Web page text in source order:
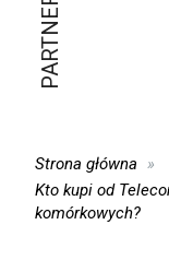
PARTNERZY
Strona główna
Kto kupi od
komórkowych?